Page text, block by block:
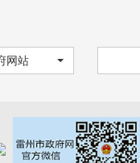
网站